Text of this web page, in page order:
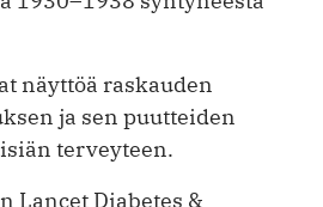
näyttöä raskauden
ja sen puutteiden
terveyteen.
Lancet Diabetes &